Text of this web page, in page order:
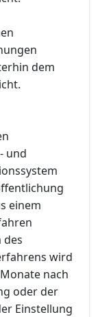
dem
und
einem
des
wird
nach
oder der
Einstellung